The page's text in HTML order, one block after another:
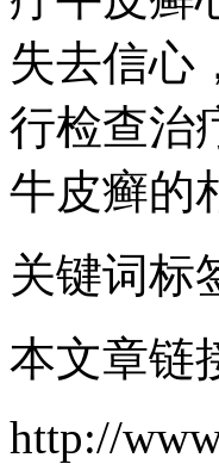
失去信心
行检查治
牛皮癣的
关键词标
本文章链
http://